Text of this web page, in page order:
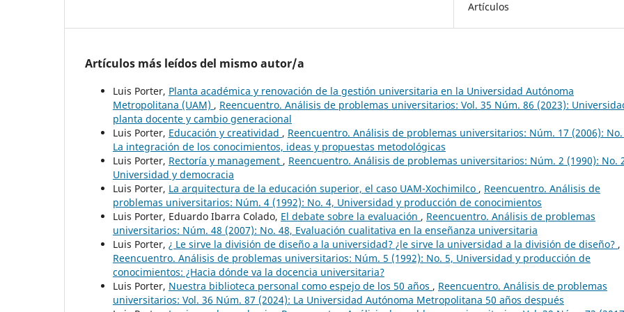
Artículos
Artículos más leídos del mismo autor/a
Luis Porter, Planta académica y renovación de la gestión universitaria en la Universidad Autónoma
Metropolitana (UAM) , Reencuentro. Análisis de problemas universitarios: Vol. 35 Núm. 86 (2023):
planta docente y cambio generacional
Luis Porter, Educación y creatividad , Reencuentro. Análisis de problemas universitarios: Núm. 17 (2006): No.
La integración de los conocimientos, ideas y propuestas metodológicas
Luis Porter, Rectoría y management , Reencuentro. Análisis de problemas universitarios: Núm. 2 (1990): No.
Universidad y democracia
Luis Porter, La arquitectura de la educación superior, el caso UAM-Xochimilco , Reencuentro. Análisis de
problemas universitarios: Núm. 4 (1992): No. 4, Universidad y producción de conocimientos
Luis Porter, Eduardo Ibarra Colado, El debate sobre la evaluación , Reencuentro. Análisis de problemas
universitarios: Núm. 48 (2007): No. 48, Evaluación cualitativa en la enseñanza universitaria
Luis Porter, ¿ Le sirve la división de diseño a la universidad? ¿le sirve la universidad a la división de diseño? ,
Reencuentro. Análisis de problemas universitarios: Núm. 5 (1992): No. 5, Universidad y producción de
conocimientos: ¿Hacia dónde va la docencia universitaria?
Luis Porter, Nuestra biblioteca personal como espejo de los 50 años , Reencuentro. Análisis de problemas
universitarios: Vol. 36 Núm. 87 (2024): La Universidad Autónoma Metropolitana 50 años después